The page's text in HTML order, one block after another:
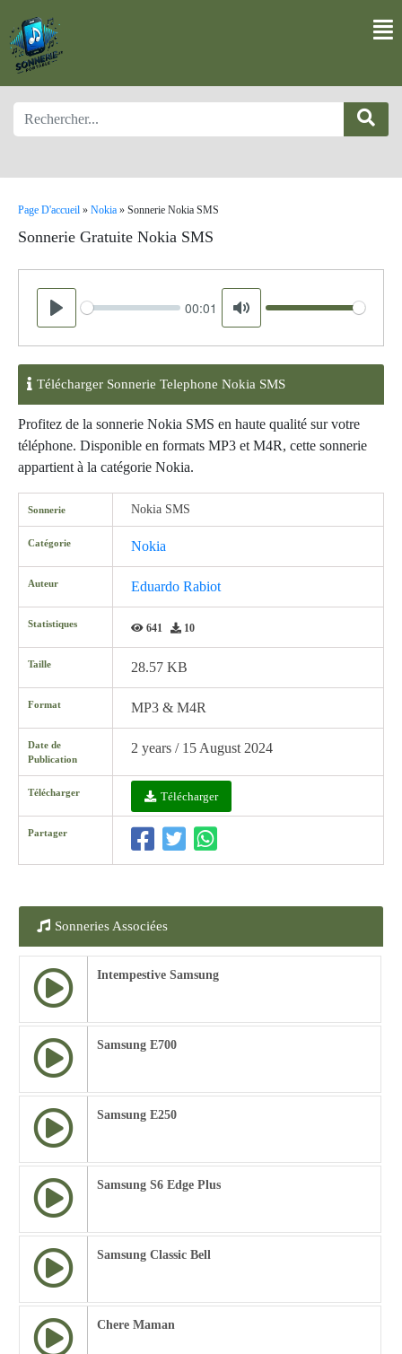
Page D'accueil » Nokia » Sonnerie Nokia SMS
Sonnerie Gratuite Nokia SMS
Play
Seek 00:01
Mute
Volume
Télécharger Sonnerie Telephone Nokia SMS
Profitez de la sonnerie Nokia SMS en haute qualité sur votre
téléphone. Disponible en formats MP3 et M4R, cette sonnerie
appartient à la catégorie Nokia.
Sonnerie Nokia SMS
Catégorie Nokia
Auteur Eduardo Rabiot
Statistiques 641 10
Taille 28.57 KB
Format MP3 & M4R
Date de
Publication
2 years / 15 August 2024
Télécharger Télécharger
Partager
Sonneries Associées
Intempestive Samsung
Samsung E700
Samsung E250
Samsung S6 Edge Plus
Samsung Classic Bell
Chere Maman